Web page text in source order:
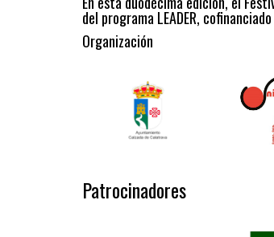
del programa LEADER,
Organización
Patrocinadores